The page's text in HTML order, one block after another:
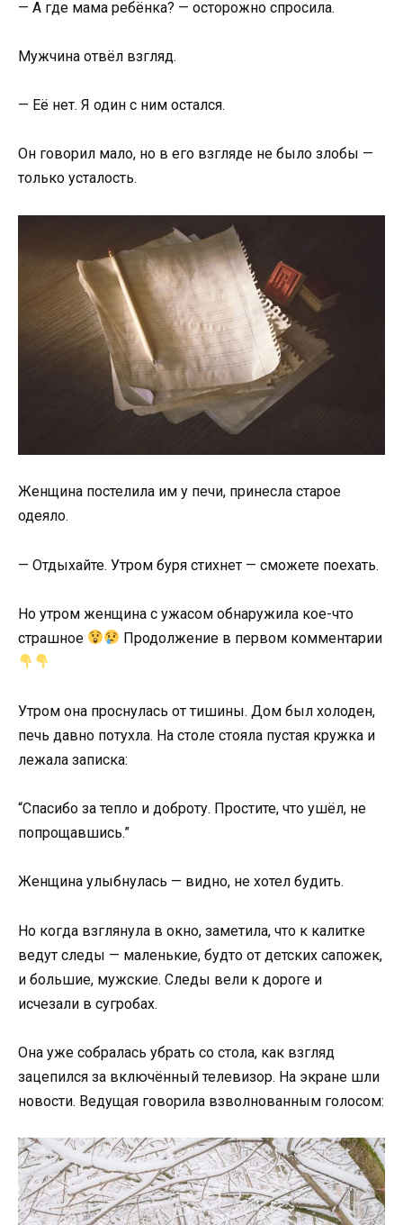
— А где мама ребёнка? — осторожно спросила.
Мужчина отвёл взгляд.
— Её нет. Я один с ним остался.
Он говорил мало, но в его взгляде не было злобы —
только усталость.
Женщина постелила им у печи, принесла старое
одеяло.
— Отдыхайте. Утром буря стихнет — сможете поехать.
Но утром женщина с ужасом обнаружила кое-что
страшное
Продолжение в первом комментарии
Утром она проснулась от тишины. Дом был холоден,
печь давно потухла. На столе стояла пустая кружка и
лежала записка:
“Спасибо за тепло и доброту. Простите, что ушёл, не
попрощавшись.”
Женщина улыбнулась — видно, не хотел будить.
Но когда взглянула в окно, заметила, что к калитке
ведут следы — маленькие, будто от детских сапожек,
и большие, мужские. Следы вели к дороге и
исчезали в сугробах.
Она уже собралась убрать со стола, как взгляд
зацепился за включённый телевизор. На экране шли
новости. Ведущая говорила взволнованным голосом: